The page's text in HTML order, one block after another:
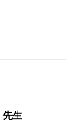
生